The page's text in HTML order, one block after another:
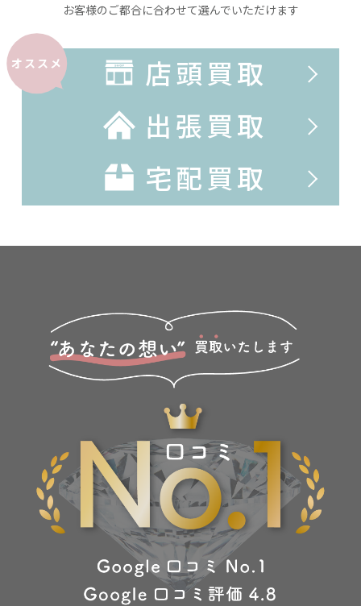
お客様のご都合に合わせて選んでいただけます
オススメ
店頭買取
出張買取
宅配買取